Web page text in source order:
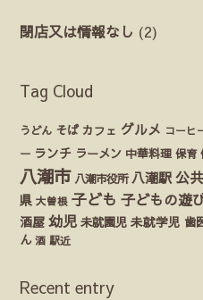
閉店又は情報なし (2)
Tag Cloud
うどん そば カフェ グルメ コーヒ
ー ランチ ラーメン 中華料理 保育
八潮市 八潮市役所 八潮駅 公
県 大曽根 子ども 子どもの遊
酒屋 幼児 未就園児 未就学児 歯
ん 酒 駅近
Recent entry